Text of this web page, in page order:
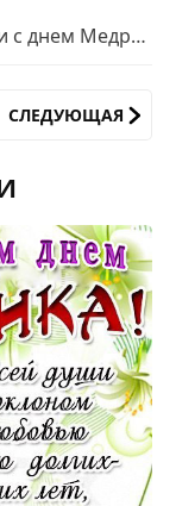
Открытки с днем Медработника подруге
СЛЕДУЮЩАЯ